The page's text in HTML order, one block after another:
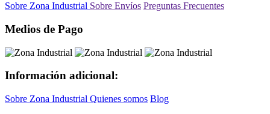
Sobre Zona Industrial Sobre Envíos Preguntas Frecuentes
Medios de Pago
Información adicional:
Sobre Zona Industrial Quienes somos Blog